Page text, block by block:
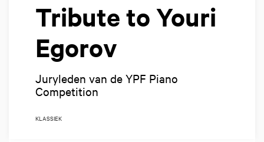
Tribute to Youri
Egorov
Juryleden van de YPF Piano
Competition
KLASSIEK